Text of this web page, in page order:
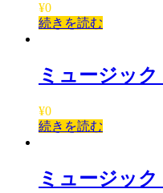
¥0
続きを読む
ミュージッ
¥0
続きを読む
ミュージッ